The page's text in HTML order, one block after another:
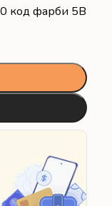
код фарби 5B